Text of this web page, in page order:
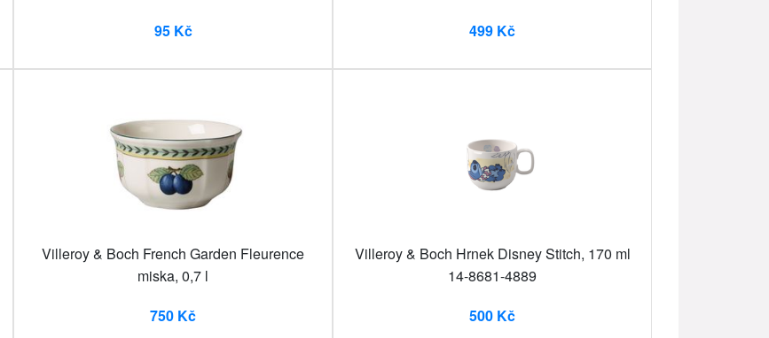
95 Kč
499 Kč
Villeroy & Boch French Garden Fleurence
miska, 0,7 l
750 Kč
Villeroy & Boch Hrnek Disney Stitch, 170 ml
14-8681-4889
500 Kč